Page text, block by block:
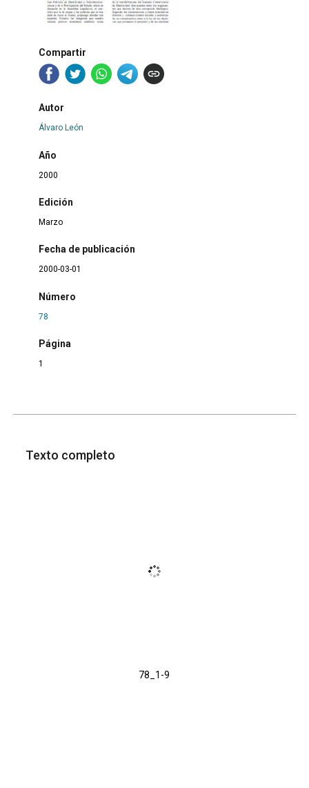
Compartir
Autor
Álvaro León
Año
2000
Edición
Marzo
Fecha de publicación
2000-03-01
Número
78
Página
1
Texto completo
78_1-9